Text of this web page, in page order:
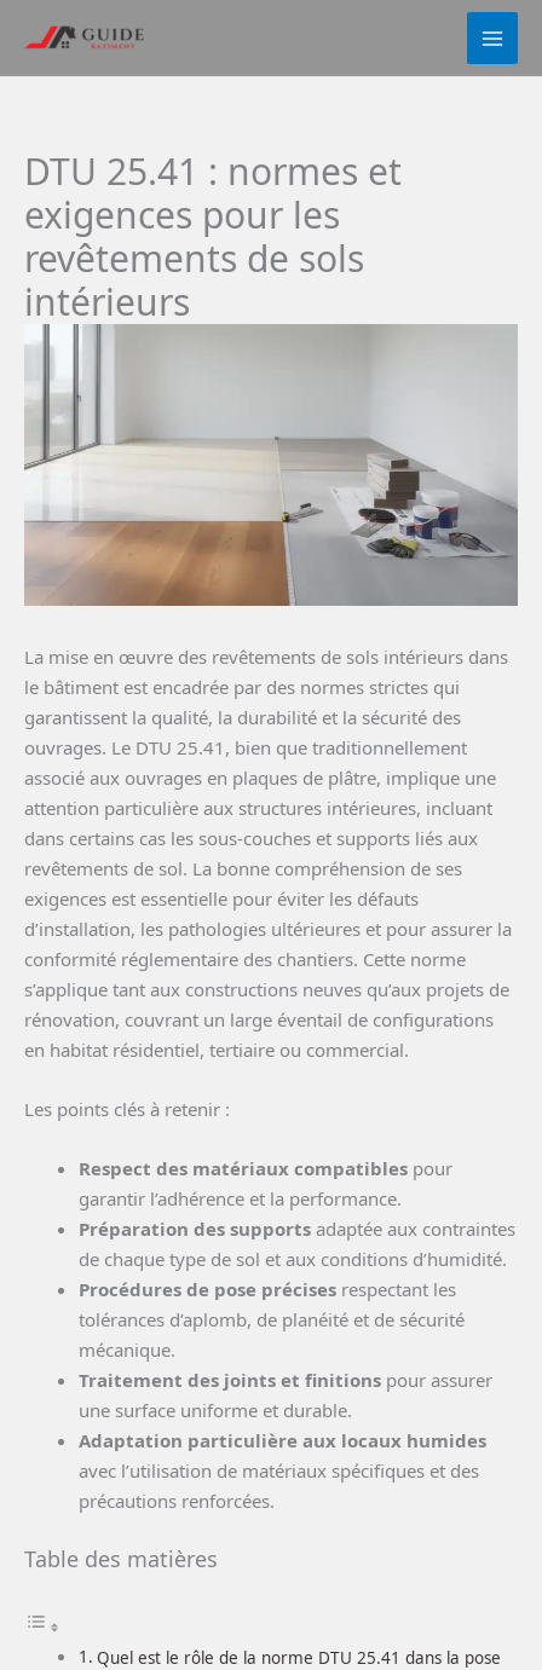
contenu
DTU 25.41 : normes et
exigences pour les
revêtements de sols
intérieurs
La mise en œuvre des revêtements de sols intérieurs dans
le bâtiment est encadrée par des normes strictes qui
garantissent la qualité, la durabilité et la sécurité des
ouvrages. Le DTU 25.41, bien que traditionnellement
associé aux ouvrages en plaques de plâtre, implique une
attention particulière aux structures intérieures, incluant
dans certains cas les sous-couches et supports liés aux
revêtements de sol. La bonne compréhension de ses
exigences est essentielle pour éviter les défauts
d’installation, les pathologies ultérieures et pour assurer la
conformité réglementaire des chantiers. Cette norme
s’applique tant aux constructions neuves qu’aux projets de
rénovation, couvrant un large éventail de configurations
en habitat résidentiel, tertiaire ou commercial.
Les points clés à retenir :
Respect des matériaux compatibles pour
garantir l’adhérence et la performance.
Préparation des supports adaptée aux contraintes
de chaque type de sol et aux conditions d’humidité.
Procédures de pose précises respectant les
tolérances d’aplomb, de planéité et de sécurité
mécanique.
Traitement des joints et finitions pour assurer
une surface uniforme et durable.
Adaptation particulière aux locaux humides
avec l’utilisation de matériaux spécifiques et des
précautions renforcées.
Table des matières
Quel est le rôle de la norme DTU 25.41 dans la pose